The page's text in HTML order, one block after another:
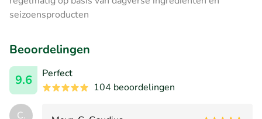
seizoensproducten
Beoordelingen
9.6
Perfect
104 beoordelingen
C.